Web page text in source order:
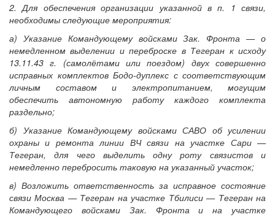
2. Для обеспечения организации указанной в п. 1 связи,
необходимы следующие мероприятия:
а) Указание Командующему войсками Зак. Фронта — о
немедленном выделении и переброске в Тегеран к исходу
13.11.43 г. (самолётами или поездом) двух совершенно
исправных комплектов Бодо-дуплекс с соответствующим
личным составом и электропитанием, могущим
обеспечить автономную работу каждого комплекта
раздельно;
б) Указание Командующему войсками САВО об усилении
охраны и ремонта линии ВЧ связи на участке Сари —
Тегеран, для чего выделить одну роту связистов и
немедленно перебросить таковую на указанный участок;
в) Возложить ответственность за исправное состояние
связи Москва — Тегеран на участке Тбилиси — Тегеран на
Командующего войсками Зак. Фронта и на участке